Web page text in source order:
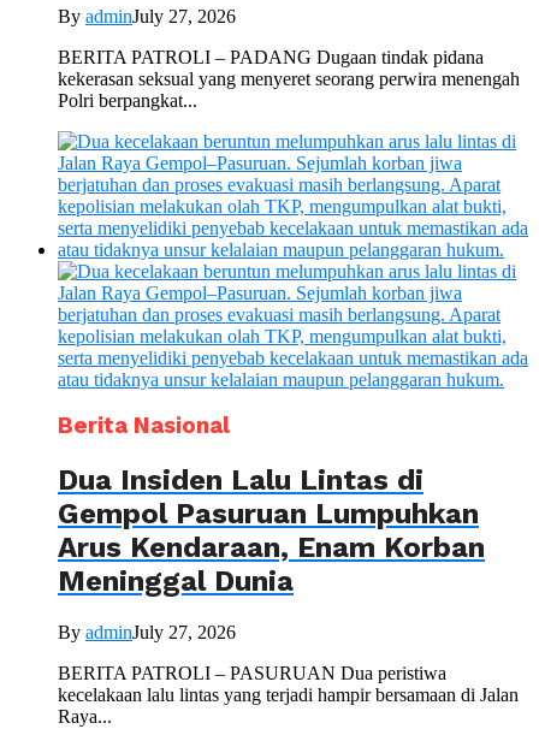
By adminJuly 27, 2026
BERITA PATROLI – PADANG Dugaan tindak pidana
kekerasan seksual yang menyeret seorang perwira menengah
Polri berpangkat...
Berita Nasional
Dua Insiden Lalu Lintas di
Gempol Pasuruan Lumpuhkan
Arus Kendaraan, Enam Korban
Meninggal Dunia
By adminJuly 27, 2026
BERITA PATROLI – PASURUAN Dua peristiwa
kecelakaan lalu lintas yang terjadi hampir bersamaan di Jalan
Raya...